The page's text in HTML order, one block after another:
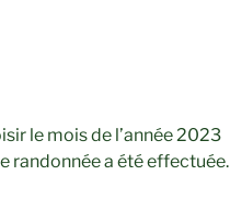
le mois de l’année 2023
randonnée a été effectuée.